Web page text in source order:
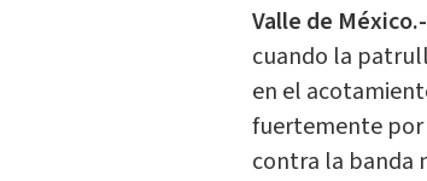
Valle de
cuando la
en el
fuertemente
contra la banda